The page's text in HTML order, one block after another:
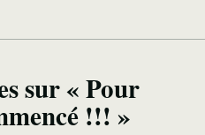
sur « Pour
!!! »